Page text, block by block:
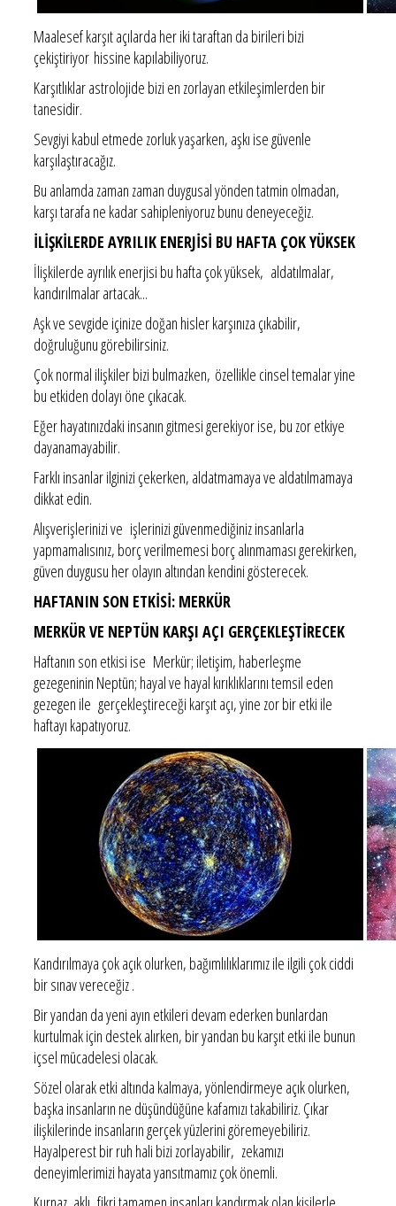
Maalesef karşıt açılarda her iki taraftan da birileri bizi
çekiştiriyor hissine kapılabiliyoruz.
Karşıtlıklar astrolojide bizi en zorlayan etkileşimlerden bir
tanesidir.
Sevgiyi kabul etmede zorluk yaşarken, aşkı ise güvenle
karşılaştıracağız.
Bu anlamda zaman zaman duygusal yönden tatmin olmadan,
karşı tarafa ne kadar sahipleniyoruz bunu deneyeceğiz.
İLİŞKİLERDE AYRILIK ENERJİSİ BU HAFTA ÇOK YÜKSEK
İlişkilerde ayrılık enerjisi bu hafta çok yüksek, aldatılmalar,
kandırılmalar artacak...
Aşk ve sevgide içinize doğan hisler karşınıza çıkabilir,
doğruluğunu görebilirsiniz.
Çok normal ilişkiler bizi bulmazken, özellikle cinsel temalar yine
bu etkiden dolayı öne çıkacak.
Eğer hayatınızdaki insanın gitmesi gerekiyor ise, bu zor etkiye
dayanamayabilir.
Farklı insanlar ilginizi çekerken, aldatmamaya ve aldatılmamaya
dikkat edin.
Alışverişlerinizi ve işlerinizi güvenmediğiniz insanlarla
yapmamalısınız, borç verilmemesi borç alınmaması gerekirken,
güven duygusu her olayın altından kendini gösterecek.
HAFTANIN SON ETKİSİ: MERKÜR
MERKÜR VE NEPTÜN KARŞI AÇI GERÇEKLEŞTİRECEK
Haftanın son etkisi ise Merkür; iletişim, haberleşme
gezegeninin Neptün; hayal ve hayal kırıklıklarını temsil eden
gezegen ile gerçekleştireceği karşıt açı, yine zor bir etki ile
haftayı kapatıyoruz.
Kandırılmaya çok açık olurken, bağımlılıklarımız ile ilgili çok ciddi
bir sınav vereceğiz .
Bir yandan da yeni ayın etkileri devam ederken bunlardan
kurtulmak için destek alırken, bir yandan bu karşıt etki ile bunun
içsel mücadelesi olacak.
Sözel olarak etki altında kalmaya, yönlendirmeye açık olurken,
başka insanların ne düşündüğüne kafamızı takabiliriz. Çıkar
ilişkilerinde insanların gerçek yüzlerini göremeyebiliriz.
Hayalperest bir ruh hali bizi zorlayabilir, zekamızı
deneyimlerimizi hayata yansıtmamız çok önemli.